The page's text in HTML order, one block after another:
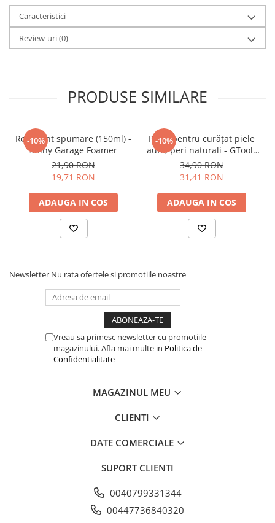
• Testat conform EN374
• Specificaţii: Grosime: 0.15 mm / Lungime : 240 mm
• Ambidextre
• Textură pronunţată palmă şi degete
• Culoare: Portocaliu
Caracteristici
Review-uri(0)
PRODUSE SIMILARE
-10%
Recipient spumare (150ml) -
Shiny Garage Foamer
21,90 RON
19,71 RON
ADAUGA IN COS
-10%
Perie pentru curățat piele
auto, peri naturali - GTools
Oval Leather Brush
34,90 RON
31,41 RON
ADAUGA IN COS
Newsletter Nu rata ofertele si promotiile noastre
Vreau sa primesc newsletter cu promotiile
magazinului. Afla mai multe in Politica de
Confidentialitate
MAGAZINUL MEU
CLIENTI
DATE COMERCIALE
SUPORT CLIENTI
0040799331344
00447736840320